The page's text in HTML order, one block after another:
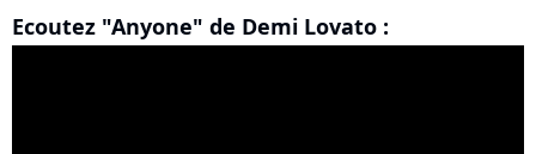
Ecoutez "Anyone" de Demi Lovato :